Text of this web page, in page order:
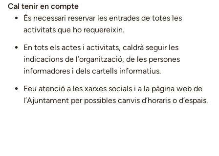
Cal tenir en compte
És necessari reservar les entrades de totes les
activitats que ho requereixin.
En tots els actes i activitats, caldrà seguir les
indicacions de l’organització, de les persones
informadores i dels cartells informatius.
Feu atenció a les xarxes socials i a la pàgina web de
l’Ajuntament per possibles canvis d’horaris o d’espais.